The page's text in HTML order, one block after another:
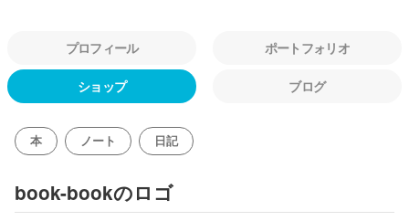
プロフィール ポートフォリオ
ショップ ブログ
本 ノート 日記
book-bookのロゴ